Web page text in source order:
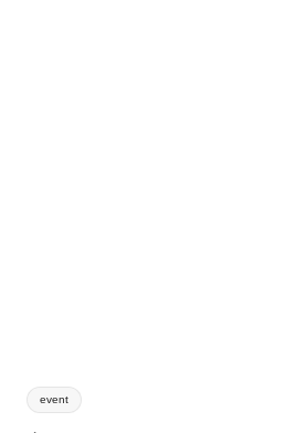
Tags:
event